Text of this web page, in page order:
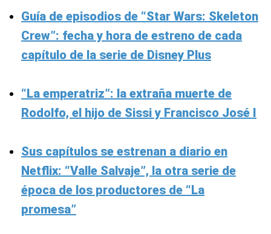
Guía de episodios de “Star Wars: Skeleton
Crew”: fecha y hora de estreno de cada
capítulo de la serie de Disney Plus
“La emperatriz”: la extraña muerte de
Rodolfo, el hijo de Sissi y Francisco José I
Sus capítulos se estrenan a diario en
Netflix: “Valle Salvaje”, la otra serie de
época de los productores de “La
promesa”